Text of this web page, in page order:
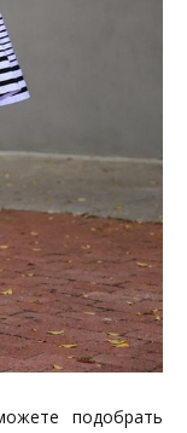
подобрать